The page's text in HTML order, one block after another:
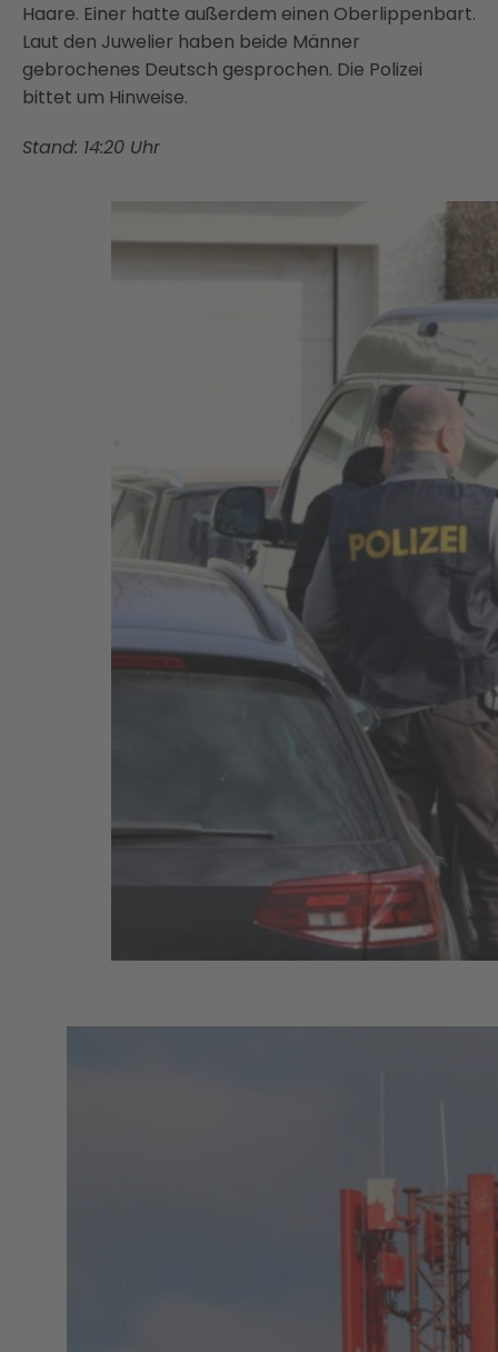
Haare. Einer hatte außerdem einen Oberlippenbart.
Laut den Juwelier haben beide Männer
gebrochenes Deutsch gesprochen. Die Polizei
bittet um Hinweise.
Stand: 14:20 Uhr